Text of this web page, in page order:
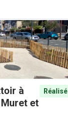
à
Muret et
Réalisé